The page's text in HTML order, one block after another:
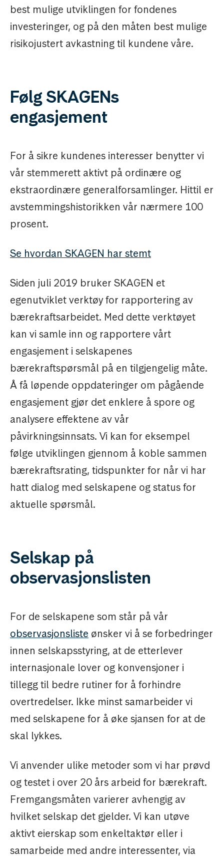
best mulige utviklingen for fondenes
investeringer, og på den måten best mulige
risikojustert avkastning til kundene våre.
Følg SKAGENs
engasjement
For å sikre kundenes interesser benytter vi
vår stemmerett aktivt på ordinære og
ekstraordinære generalforsamlinger. Hittil er
avstemmingshistorikken vår nærmere 100
prosent.
Se hvordan SKAGEN har stemt
Siden juli 2019 bruker SKAGEN et
egenutviklet verktøy for rapportering av
bærekraftsarbeidet. Med dette verktøyet
kan vi samle inn og rapportere vårt
engasjement i selskapenes
bærekraftspørsmål på en tilgjengelig måte.
Å få løpende oppdateringer om pågående
engasjement gjør det enklere å spore og
analysere effektene av vår
påvirkningsinnsats. Vi kan for eksempel
følge utviklingen gjennom å koble sammen
bærekraftsrating, tidspunkter for når vi har
hatt dialog med selskapene og status for
aktuelle spørsmål.
Selskap på
observasjonslisten
For de selskapene som står på vår
observasjonsliste ønsker vi å se forbedringer
innen selskapsstyring, at de etterlever
internasjonale lover og konvensjoner i
tillegg til bedre rutiner for å forhindre
overtredelser. Ikke minst samarbeider vi
med selskapene for å øke sjansen for at de
skal lykkes.
Vi anvender ulike metoder som vi har prøvd
og testet i over 20 års arbeid for bærekraft.
Fremgangsmåten varierer avhengig av
hvilket selskap det gjelder. Vi kan utøve
aktivt eierskap som enkeltaktør eller i
samarbeide med andre interessenter, via